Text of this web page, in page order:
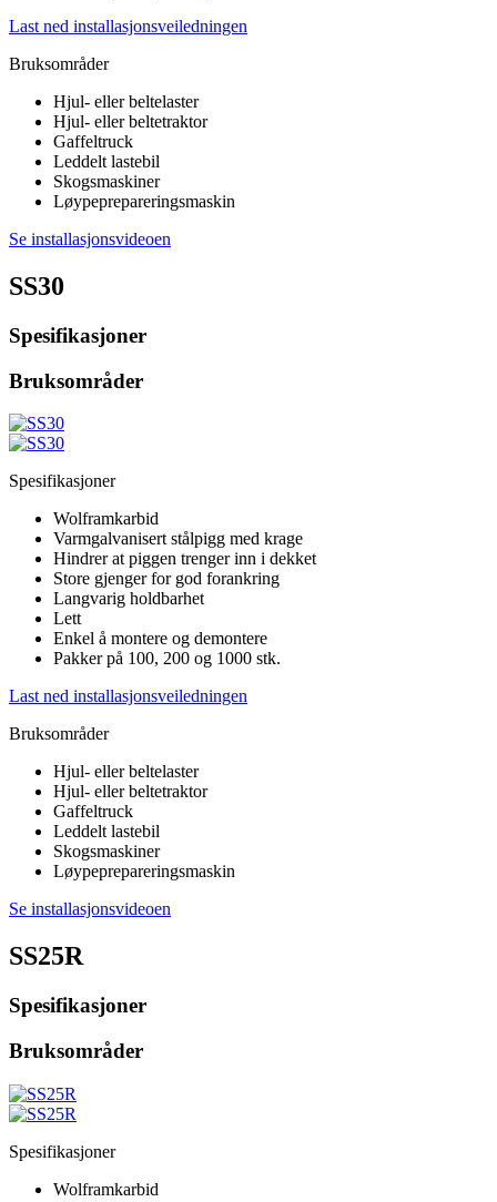
Last ned installasjonsveiledningen
Bruksområder
Hjul- eller beltelaster
Hjul- eller beltetraktor
Gaffeltruck
Leddelt lastebil
Skogsmaskiner
Løypeprepareringsmaskin
Se installasjonsvideoen
SS30
Spesifikasjoner
Bruksområder
Spesifikasjoner
Wolframkarbid
Varmgalvanisert stålpigg med krage
Hindrer at piggen trenger inn i dekket
Store gjenger for god forankring
Langvarig holdbarhet
Lett
Enkel å montere og demontere
Pakker på 100, 200 og 1000 stk.
Last ned installasjonsveiledningen
Bruksområder
Hjul- eller beltelaster
Hjul- eller beltetraktor
Gaffeltruck
Leddelt lastebil
Skogsmaskiner
Løypeprepareringsmaskin
Se installasjonsvideoen
SS25R
Spesifikasjoner
Bruksområder
Spesifikasjoner
Wolframkarbid